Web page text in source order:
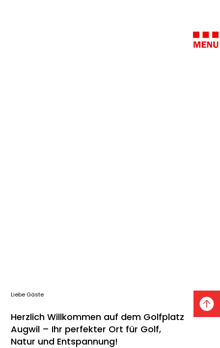
Liebe Gäste
Herzlich Willkommen auf dem Golfplatz
Augwil – Ihr perfekter Ort für Golf,
Natur und Entspannung!